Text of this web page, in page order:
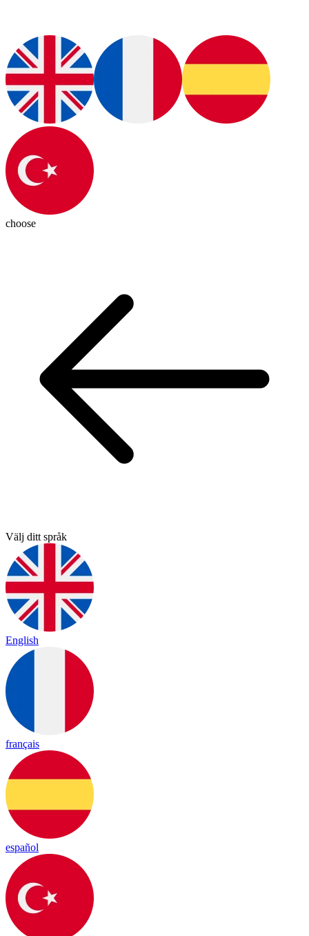
choose
Välj ditt språk
English
français
español